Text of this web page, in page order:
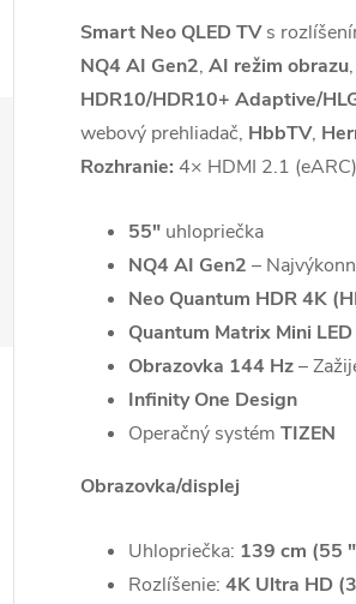
Smart Neo QLED TVs
NQ4 AI Gen2, AI režim obrazu,
HDR10/HDR10+ Adaptive/
webový prehliadač, HbbTV,
Rozhranie: 4× HDMI 2.1
55" uhlopriečka
NQ4 AI Gen2 –
Neo Quantum HDR 4K
Quantum Matrix Mini LED
Obrazovka 144 Hz–
Infinity One Design
Operačný systém TIZEN
Obrazovka/displej
Uhlopriečka: 139 cm (55
Rozlíšenie: 4K Ultra HD